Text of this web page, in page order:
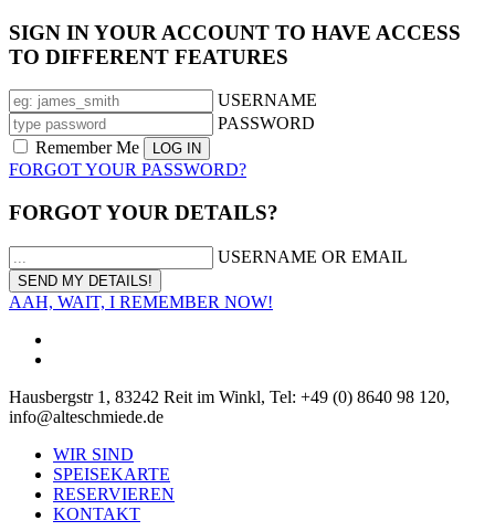
SIGN IN YOUR ACCOUNT TO HAVE ACCESS
TO DIFFERENT FEATURES
USERNAME
PASSWORD
Remember Me
FORGOT YOUR PASSWORD?
FORGOT YOUR DETAILS?
USERNAME OR EMAIL
AAH, WAIT, I REMEMBER NOW!
Hausbergstr 1, 83242 Reit im Winkl, Tel: +49 (0) 8640 98 120,
info@alteschmiede.de
WIR SIND
SPEISEKARTE
RESERVIEREN
KONTAKT